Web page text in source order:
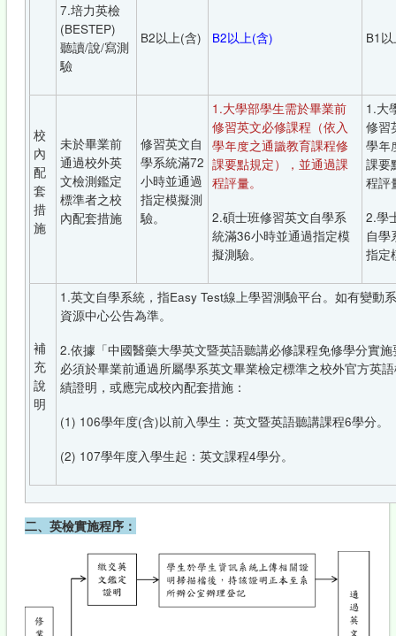
7.培力英檢
(BESTEP)
聽讀/說/寫測
驗
B2以上(含) B2以上(含) B1
校
內
配
套
措
施
未於畢業前
通過校外英
文檢測鑑定
標準者之校
內配套措施
修習英文自
學系統滿72
小時並通過
指定模擬測
驗。
1.大學部學生需於畢業前
修習英文必修課程（依入
學年度之通識教育課程修
課要點規定），並通過課
程評量。
2.碩士班修習英文自學系
統滿36小時並通過指定模
擬測驗。
1.大
修習
學年
課要
程評
2.學
自學
指定
補
充
說
明
1.英文自學系統，指Easy Test線上學習測驗平台。如有變動
資源中心公告為準。
2.依據「中國醫藥大學英文暨英語聽講必修課程免修學分實
必須於畢業前通過所屬學系英文畢業檢定標準之校外官方英
績證明，或應完成校內配套措施：
(1) 106學年度(含)以前入學生：英文暨英語聽講課程6學分。
(2) 107學年度入學生起：英文課程4學分。
二、英檢實施程序：